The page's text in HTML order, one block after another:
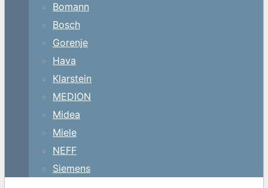
Bomann
Bosch
Gorenje
Hava
Klarstein
MEDION
Midea
Miele
NEFF
Siemens